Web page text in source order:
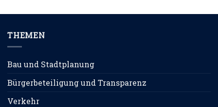
THEMEN
Bau und Stadtplanung
Bürgerbeteiligung und Transparenz
Verkehr